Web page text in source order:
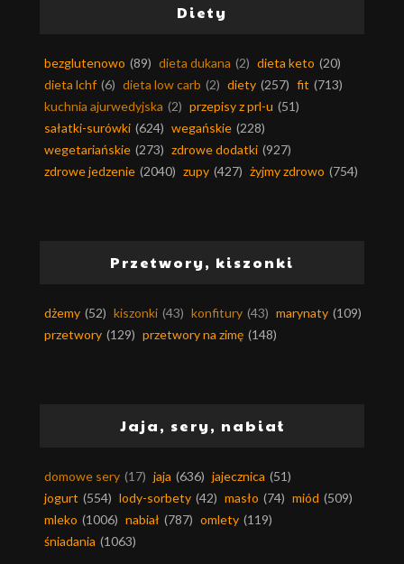
Diety
bezglutenowo (89) dieta dukana (2) dieta keto (20)
dieta lchf (6) dieta low carb (2) diety (257) fit (713)
kuchnia ajurwedyjska (2) przepisy z prl-u (51)
sałatki-surówki (624) wegańskie (228)
wegetariańskie (273) zdrowe dodatki (927)
zdrowe jedzenie (2040) zupy (427) żyjmy zdrowo (754)
Przetwory, kiszonki
dżemy (52) kiszonki (43) konfitury (43) marynaty (109)
przetwory (129) przetwory na zimę (148)
Jaja, sery, nabiał
domowe sery (17) jaja (636) jajecznica (51)
jogurt (554) lody-sorbety (42) masło (74) miód (509)
mleko (1006) nabiał (787) omlety (119)
śniadania (1063)